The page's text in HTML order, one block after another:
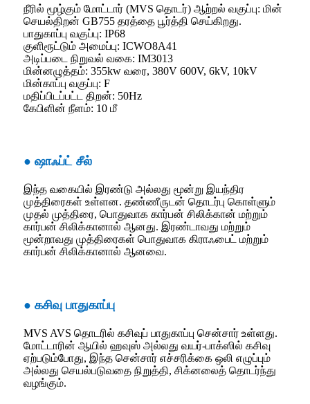
நீரில் மூழ்கும் மோட்டார் (MVS தொடர்) ஆற்றல் வகுப்பு: மின்
செயல்திறன் GB755 தரத்தை பூர்த்தி செய்கிறது.
பாதுகாப்பு வகுப்பு: IP68
குளிரூட்டும் அமைப்பு: ICWO8A41
அடிப்படை நிறுவல் வகை: IM3013
மின்னழுத்தம்: 355kw வரை, 380V 600V, 6kV, 10kV
மின்காப்பு வகுப்பு: F
மதிப்பிடப்பட்ட திறன்: 50Hz
கேபிளின் நீளம்: 10 மீ
● ஷாஃப்ட் சீல்
இந்த வகையில் இரண்டு அல்லது மூன்று இயந்திர
முத்திரைகள் உள்ளன. தண்ணீருடன் தொடர்பு கொள்ளும்
முதல் முத்திரை, பொதுவாக கார்பன் சிலிக்கான் மற்றும்
கார்பன் சிலிக்கானால் ஆனது. இரண்டாவது மற்றும்
மூன்றாவது முத்திரைகள் பொதுவாக கிராஃபைட் மற்றும்
கார்பன் சிலிக்கானால் ஆனவை.
● கசிவு பாதுகாப்பு
MVS AVS தொடரில் கசிவுப் பாதுகாப்பு சென்சார் உள்ளது.
மோட்டாரின் ஆயில் ஹவுஸ் அல்லது வயர்-பாக்ஸில் கசிவு
ஏற்படும்போது, ​​இந்த சென்சார் எச்சரிக்கை ஒலி எழுப்பும்
அல்லது செயல்படுவதை நிறுத்தி, சிக்னலைத் தொடர்ந்து
வழங்கும்.